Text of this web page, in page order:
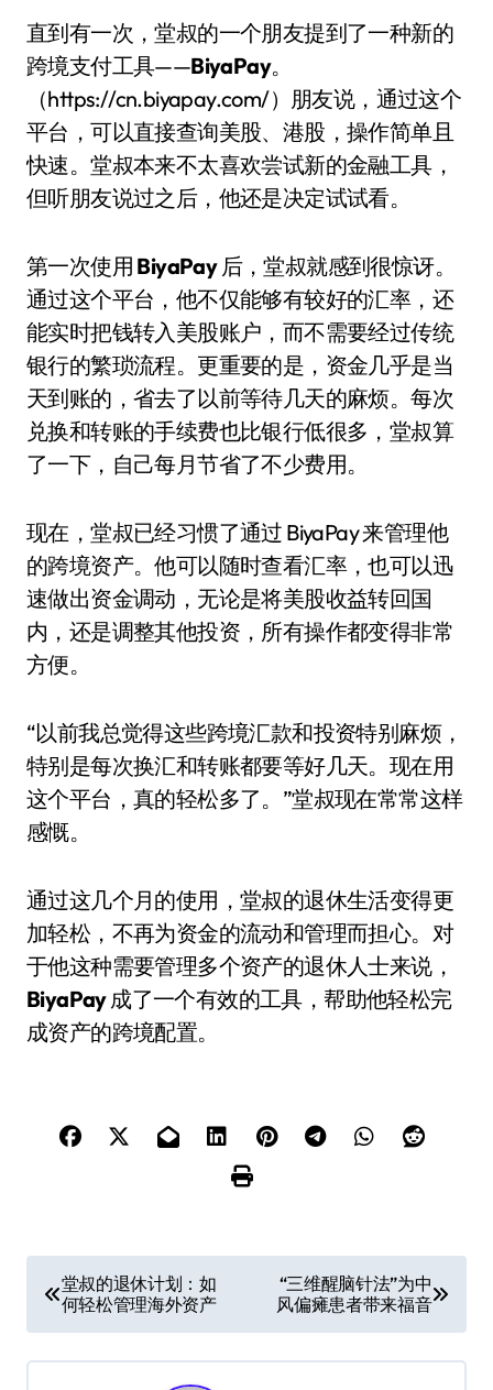
直到有一次，堂叔的一个朋友提到了一种新的
跨境支付工具——BiyaPay。
（https://cn.biyapay.com/）朋友说，通过这个
平台，可以直接查询美股、港股，操作简单且
快速。堂叔本来不太喜欢尝试新的金融工具，
但听朋友说过之后，他还是决定试试看。
第一次使用 BiyaPay后，堂叔就感到很惊讶。
通过这个平台，他不仅能够有较好的汇率，还
能实时把钱转入美股账户，而不需要经过传统
银行的繁琐流程。更重要的是，资金几乎是当
天到账的，省去了以前等待几天的麻烦。每次
兑换和转账的手续费也比银行低很多，堂叔算
了一下，自己每月节省了不少费用。
现在，堂叔已经习惯了通过 BiyaPay 来管理他
的跨境资产。他可以随时查看汇率，也可以迅
速做出资金调动，无论是将美股收益转回国
内，还是调整其他投资，所有操作都变得非常
方便。
“以前我总觉得这些跨境汇款和投资特别麻烦，
特别是每次换汇和转账都要等好几天。现在用
这个平台，真的轻松多了。”堂叔现在常常这样
感慨。
通过这几个月的使用，堂叔的退休生活变得更
加轻松，不再为资金的流动和管理而担心。对
于他这种需要管理多个资产的退休人士来说，
BiyaPay成了一个有效的工具，帮助他轻松完
成资产的跨境配置。
文
章
导
堂叔的退休计划：如
何轻松管理海外资产
“三维醒脑针法”为中
风偏瘫患者带来福音